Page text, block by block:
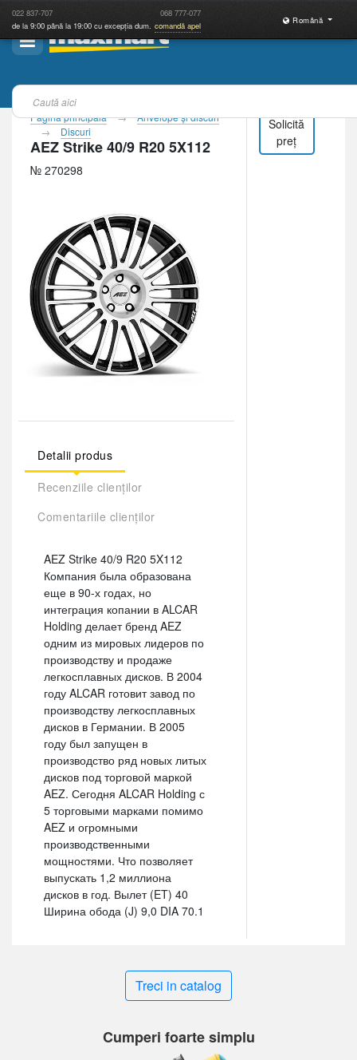
022 837-707 068 777-077
de la 9:00 până la 19:00 cu excepția dum. comandă apel
Română
Pagina principală
Anvelope şi discuri
Discuri
AEZ Strike 40/9 R20 5X112
№ 270298
Detalii produs
Recenziile clienților
Comentariile clienților
AEZ Strike 40/9 R20 5X112
Компания была образована
еще в 90-х годах, но
интеграция копании в ALCAR
Holding делает бренд AEZ
одним из мировых лидеров по
производству и продаже
легкосплавных дисков. В 2004
году ALCAR готовит завод по
производству легкосплавных
дисков в Германии. В 2005
году был запущен в
производство ряд новых литых
дисков под торговой маркой
AEZ. Сегодня ALCAR Holding с
5 торговыми марками помимо
AEZ и огромными
производственными
мощностями. Что позволяет
выпускать 1,2 миллиона
дисков в год. Вылет (ET) 40
Ширина обода (J) 9,0 DIA 70.1
Solicită
preț
Treci in catalog
Cumperi foarte simplu